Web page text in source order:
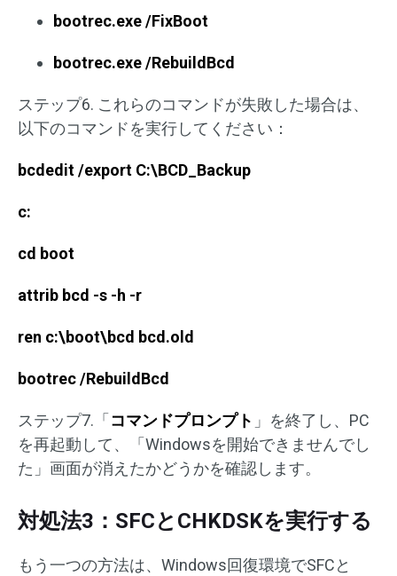
bootrec.exe /FixBoot
bootrec.exe /RebuildBcd
ステップ6. これらのコマンドが失敗した場合は、
以下のコマンドを実行してください：
bcdedit /export C:\BCD_Backup
c:
cd boot
attrib bcd -s -h -r
ren c:\boot\bcd bcd.old
bootrec /RebuildBcd
ステップ7.「 コマンドプロンプト 」を終了し、PC
を再起動して、「Windowsを開始できませんでし
た」画面が消えたかどうかを確認します。
対処法3：SFCとCHKDSKを実行する
もう一つの方法は、Windows回復環境でSFCと